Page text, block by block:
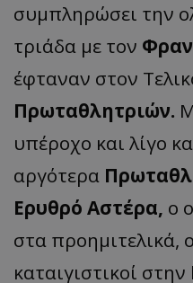
συμπληρώσει την
τριάδα με τον
έφταναν στον
Πρωταθλητριών.
υπέροχο και λίγο
αργότερα
Ερυθρό Αστέρα, ο
στα προημιτελικά,
καταιγιστικοί στην